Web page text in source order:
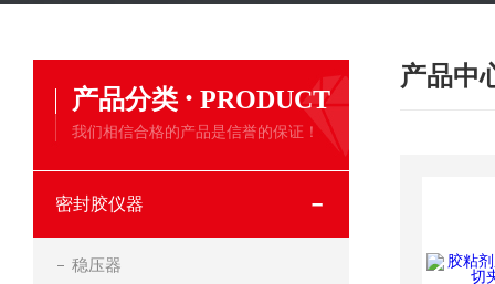
产品分类 · PRODUCT
我们相信合格的产品是信誉的保证！
密封胶仪器
稳压器
产品中